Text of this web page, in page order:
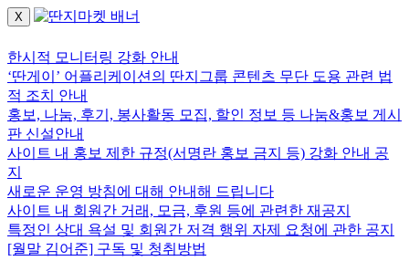
X
한시적 모니터링 강화 안내
‘딴게이’ 어플리케이션의 딴지그룹 콘텐츠 무단 도용 관련 법
적 조치 안내
홍보, 나눔, 후기, 봉사활동 모집, 할인 정보 등 나눔&홍보 게시
판 신설안내
사이트 내 홍보 제한 규정(서명란 홍보 금지 등) 강화 안내 공
지
새로운 운영 방침에 대해 안내해 드립니다
사이트 내 회원간 거래, 모금, 후원 등에 관련한 재공지
특정인 상대 욕설 및 회원간 저격 행위 자제 요청에 관한 공지
[월말 김어준] 구독 및 청취방법